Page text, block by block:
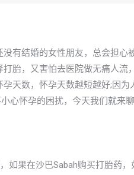
有结婚的女性朋友，总会担心
胎，又害怕去医院做无痛人流
天数，怀孕天数越短越好;因为
心怀孕的困扰，今天我们就来
如果在沙巴Sabah购买打胎药